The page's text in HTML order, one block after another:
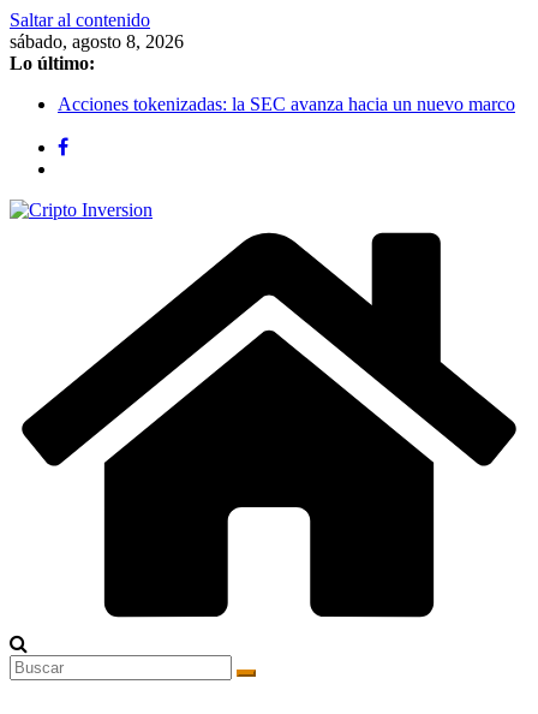
Saltar al contenido
sábado, agosto 8, 2026
Lo último:
Acciones tokenizadas: la SEC avanza hacia un nuevo marco
CIFMarkets
Bitcoin sigue cerca de USD 64.000 mientras las salidas de
ETFs de Bitcoin presionan al mercado
Stablecoins vs depósitos tokenizados: la nueva batalla entre
bancos y cripto por el dinero digital